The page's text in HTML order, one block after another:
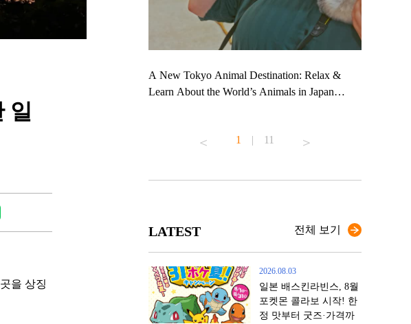
일
을 상징
art and bringing it to
capital. We can't wait to see it for
#artnews
of teamLab, Exhibition view of
Kyoto, 2025, Kyoto ®
A New Tokyo Animal Destination: Relax &
Learn About the World’s Animals in Japan
#japantrip #카피바라 #애니터치 #아이와가볼
1 | 11
LATEST 전체 보기
2026.08.03
일본 배스킨라빈스, 8월
포켓몬 콜라보 시작! 한
정 맛부터 굿즈·가격까